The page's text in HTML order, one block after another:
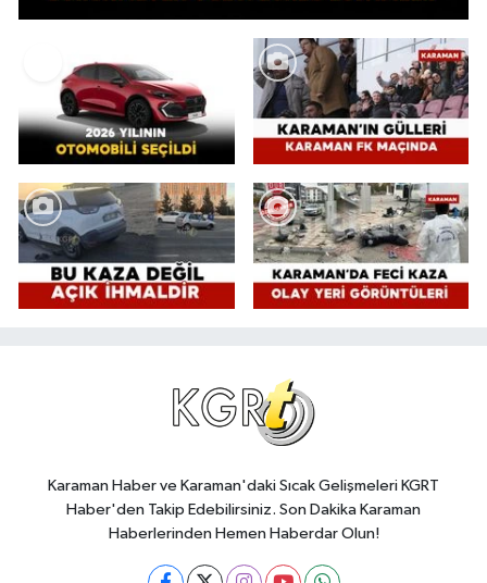
Karaman Haber ve Karaman'daki Sıcak Gelişmeleri KGRT
Haber'den Takip Edebilirsiniz. Son Dakika Karaman
Haberlerinden Hemen Haberdar Olun!